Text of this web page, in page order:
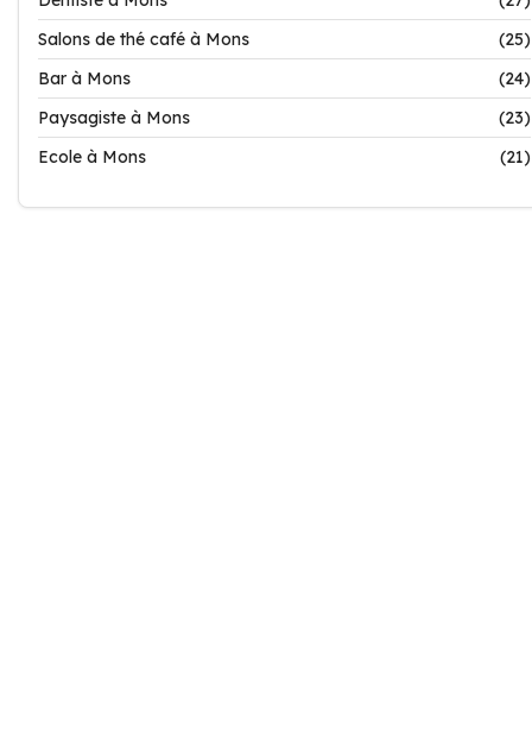
Salons de thé café à Mons
(25)
Bar à Mons
(24)
Paysagiste à Mons
(23)
Ecole à Mons
(21)